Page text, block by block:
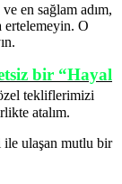
en sağlam adım,
ertelemeyin. O
bir “Hayal
tekliflerimizi
atalım.